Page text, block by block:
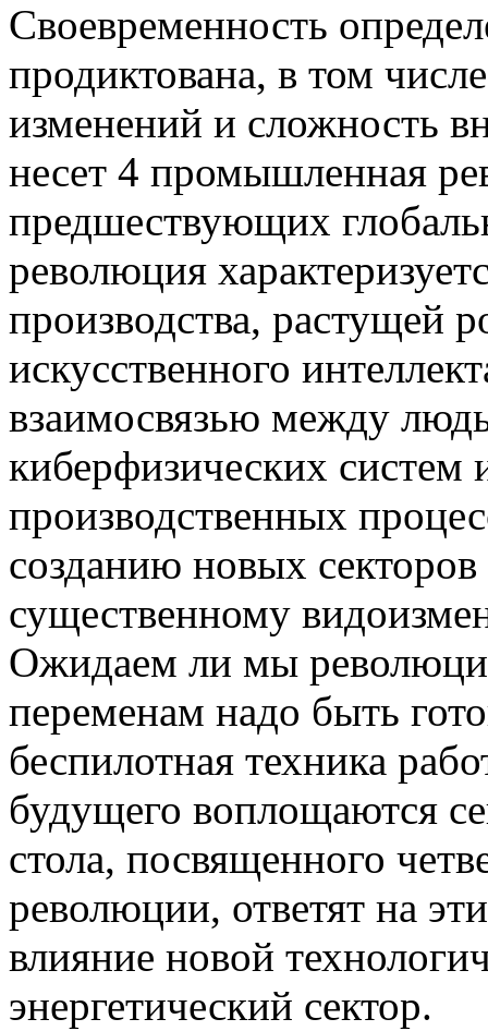
Своевременность
продиктована, в том
изменений и сложность
несет 4 промышленная
предшествующих
революция
производства, растущей
искусственного
взаимосвязью между
киберфизических систем
производственных
созданию новых
существенному
Ожидаем ли мы
переменам надо быть
беспилотная техника
будущего воплощаются
стола, посвященного
революции, ответят на
влияние новой
энергетический сектор.